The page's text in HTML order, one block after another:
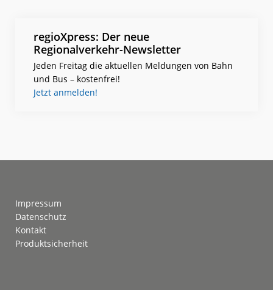
regioXpress: Der neue
Regionalverkehr-Newsletter
Jeden Freitag die aktuellen Meldungen von Bahn
und Bus – kostenfrei!
Jetzt anmelden!
Impressum
Datenschutz
Kontakt
Produktsicherheit